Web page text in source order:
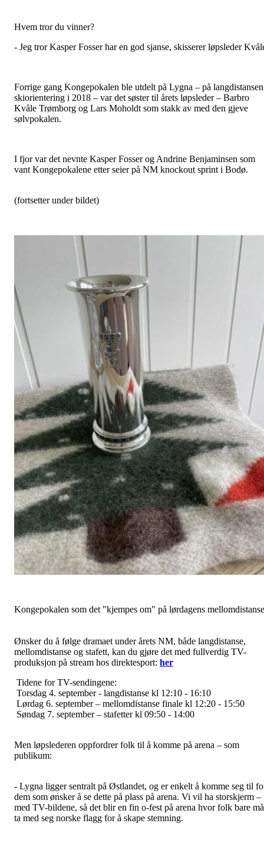
Hvem tror du vinner?
- Jeg tror Kasper Fosser har en god sjanse, skisserer løpsleder
Forrige gang Kongepokalen ble utdelt på Lygna – på
skiorientering i 2018 – var det søster til årets løpsleder – Barbro
Kvåle Trømborg og Lars Moholdt som stakk av med den gjeve
sølvpokalen.
I fjor var det nevnte Kasper Fosser og Andrine Benjaminsen som
vant Kongepokalene etter seier på NM knockout sprint i Bodø.
(fortsetter under bildet)
Kongepokalen som det "kjempes om" på lørdagens
Ønsker du å følge dramaet under årets NM, både langdistanse,
mellomdistanse og stafett, kan du gjøre det med fullverdig TV-
produksjon på stream hos direktesport: her
Tidene for TV-sendingene:
Torsdag 4. september - langdistanse kl 12:10 - 16:10
Lørdag 6. september – mellomdistanse finale kl 12:20 - 15:50
Søndag 7. september – stafetter kl 09:50 - 14:00
Men løpslederen oppfordrer folk til å komme på arena – som
publikum:
- Lygna ligger sentralt på Østlandet, og er enkelt å komme seg til
dem som ønsker å se dette på plass på arena. Vi vil ha storskjerm –
med TV-bildene, så det blir en fin o-fest på arena hvor folk bare må
ta med seg norske flagg for å skape stemning.